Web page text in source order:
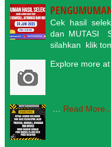
Cek hasil
dan MUTASI
silahkan klik
Explore more
Read More...